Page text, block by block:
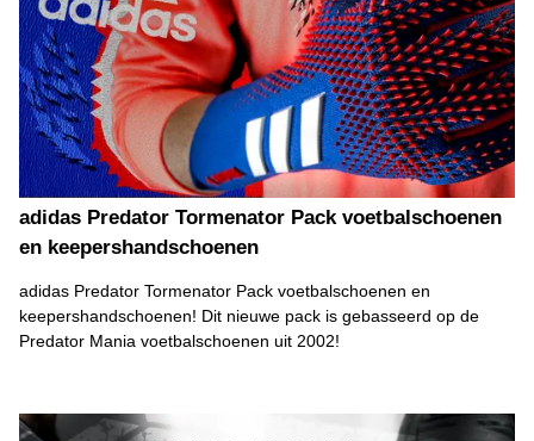
adidas Predator Tormenator Pack voetbalschoenen
en keepershandschoenen
adidas Predator Tormenator Pack voetbalschoenen en
keepershandschoenen! Dit nieuwe pack is gebasseerd op de
Predator Mania voetbalschoenen uit 2002!